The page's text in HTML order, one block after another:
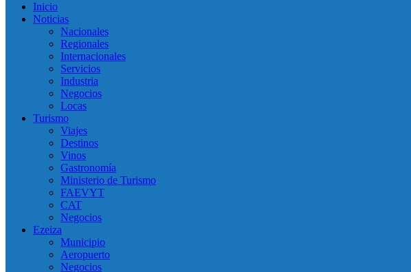
Inicio
Noticias
Nacionales
Regionales
Internacionales
Servicios
Industria
Negocios
Locas
Turismo
Viajes
Destinos
Vinos
Gastronomía
Ministerio de Turismo
FAEVYT
CAT
Negocios
Ezeiza
Municipio
Aeropuerto
Negocios